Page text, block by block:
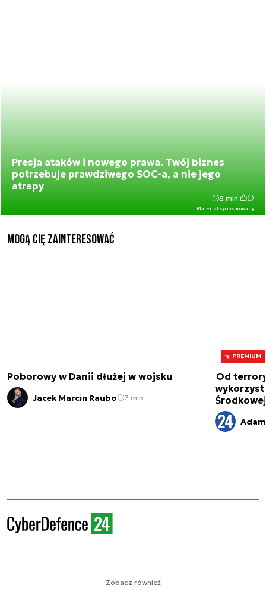
Presja ataków i nowego prawa. Twój biznes
potrzebuje prawdziwego SOC-a, a nie jego
atrapy
Materiał sponsorowany
8 min.
Mogą Cię zainteresować
Poborowy w Danii dłużej w wojsku
Jacek Marcin Raubo 7 min.
PREMIUM
Od
Środkowej
Zobacz również